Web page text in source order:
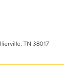
TN 38017